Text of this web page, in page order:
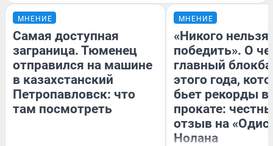
МНЕНИЕ
Самая доступная
заграница. Тюменец
отправился на машине
в казахстанский
Петропавловск: что
там посмотреть
МНЕНИЕ
«Никого нельзя
победить». О
главный
этого года,
бьет рекорды в
прокате:
отзыв на
Нолана